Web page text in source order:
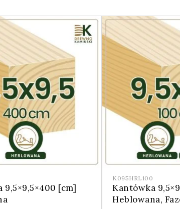
9,5×9,5×400 [cm]
K095HRL100
Kantówka
Heblowana,